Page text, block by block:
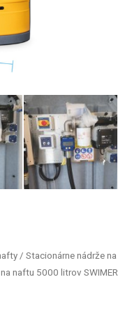
/ Stacionárne nádrže na
naftu 5000 litrov SWIMER